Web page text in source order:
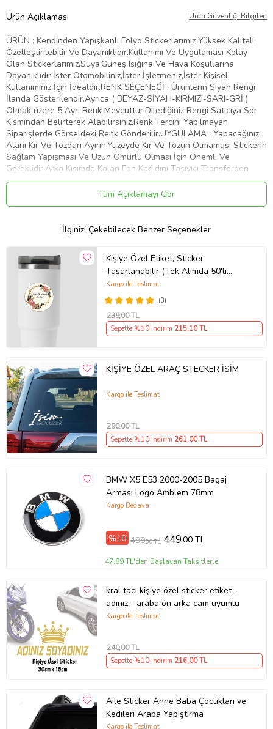
Ürün Açıklaması Ürün Güvenliği Bilgileri
ÜRÜN : Kendinden Yapışkanlı Folyo Stickerlarımız Yüksek Kaliteli,
Özelleştirilebilir Ve Dayanıklıdır.Kullanımı Ve Uygulaması Kolay
Olan Stickerlarımız,Suya,Güneş Işığına Ve Hava Koşullarına
Dayanıklıdır.İster Otomobiliniz,İster İşletmeniz,İster Kişisel
Kullanımınız İçin İdealdir.RENK SEÇENEĞİ : Ürünlerin Siyah Rengi
İlanda Gösterilendir.Ayrıca ( BEYAZ-SİYAH-KIRMIZI-SARI-GRİ )
Olmak üzere 5 Ayrı Renk Mevcuttur.Dilediğiniz Rengi Satıcıya Sor
Kısmından Belirterek Alabilirsiniz.Renk Tercihi Yapılmayan
Siparişlerde Görseldeki Renk Gönderilir.UYGULAMA : Yapacağınız
Alanı Kir Ve Tozdan Ayırın.Yüzeyde Kir Ve Tozun Olmaması Stickerin
Sağlam Yapışması Ve Uzun Ömürlü Olması İçin Önemli Ve
Gereklidir.Arka Kısımda Kalan Fon Kağıdını Taşıyıcı Transferden
Dikkatlice Ayırın.Bu İşlemi Yaparken Stickerin Tüm Parçalarının
Taşıyıcıya Geçtiğinden Emin Olun.Taşıyıcı Transferi Belirlemiş
Olduğunuz Yüzeye Üstten Başlayarak Plastik Bir Kart İle Bastırıp
Transferin Üzerinden Desene Baskı Yaparak Stickerin Düzeye
Yapışmasını Sağlayın.Taşıyıcı Transferi Köşesinden Başlayarak
Yapıştırdığınız Alandan Yavaşça Ve Dikkatlice Sıyırın.Transferi
Çekerken Parçaların Taşıyıcıdan Ayrılıp Belirlemiş Olduğunuz Alana
Yapıştığından Emin Olun.Artık Stickeriniz Kullanıma Hazır. Tebrikler
Ürün Kodu:kcm52956441
Tüm Açıklamayı Gör
İlginizi Çekebilecek Benzer Seçenekler
Kişiye Özel Etiket, Sticker
Tasarlanabilir (Tek Alımda 50'li
Gönderim Yapılmaktadır)
(3)
Kargo ile Teslimat
239,00 TL
Sepette %10 İndirim 215,10 TL
KİŞİYE ÖZEL ARAÇ STECKER İSİM
Kargo ile Teslimat
290,00 TL
Sepette %10 İndirim 261,00 TL
BMW X5 E53 2000-2005 Bagaj
Arması Logo Amblem 78mm
Kargo Bedava
%10 499,00 TL 449,00 TL
47,89 TL'den Başlayan Taksitlerle
kral tacı kişiye özel sticker etiket -
adınız - araba ön arka cam uyumlu
Kargo ile Teslimat
240,00 TL
Sepette %10 İndirim 216,00 TL
Aile Sticker Anne Baba Çocukları ve
Kedileri Araba Yapıştırma
Kargo ile Teslimat